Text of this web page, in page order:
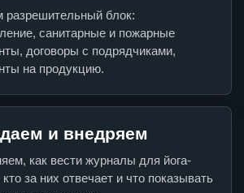
разрешительный блок:
санитарные и пожарные
договоры с подрядчиками,
на продукцию.
и внедряем
как вести журналы для йога-
за них отвечает и что показывать